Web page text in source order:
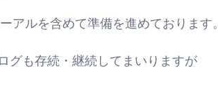
アルを含めて準備を進めております。
グも存続・継続してまいりますが